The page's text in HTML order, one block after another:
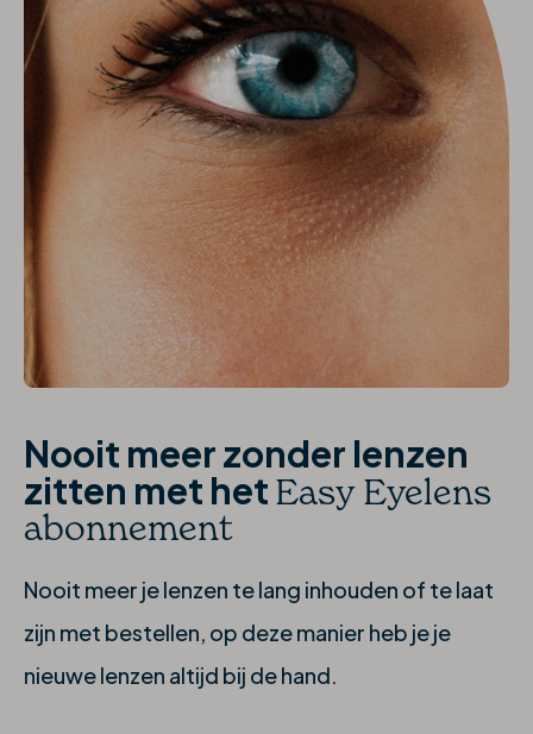
Nooit meer zonder lenzen
zitten met hetEasy Eyelens
abonnement
Nooit meer je lenzen te lang inhouden of te laat
zijn met bestellen, op deze manier heb je je
nieuwe lenzen altijd bij de hand.